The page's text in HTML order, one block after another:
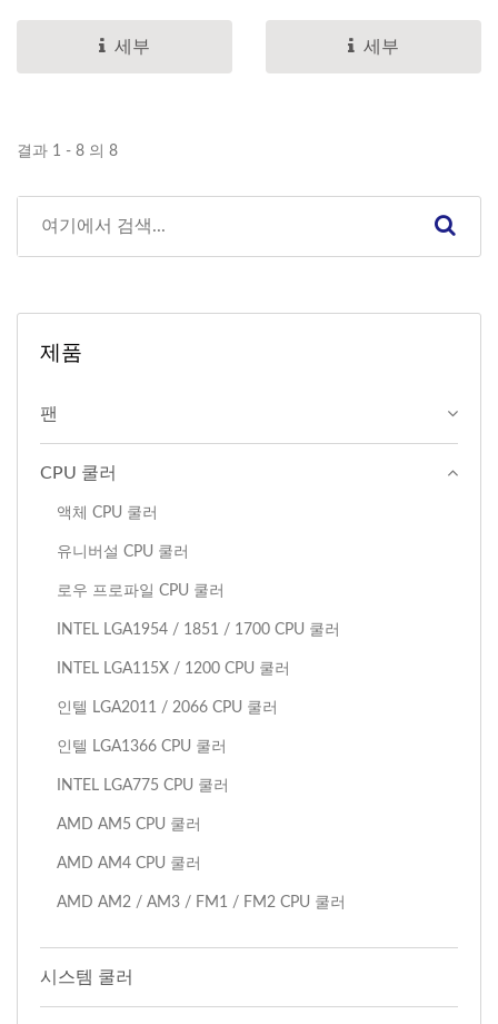
세부
세부
결과 1 - 8 의 8
제품
팬
CPU 쿨러
액체 CPU 쿨러
유니버설 CPU 쿨러
로우 프로파일 CPU 쿨러
INTEL LGA1954 / 1851 / 1700 CPU 쿨러
INTEL LGA115X / 1200 CPU 쿨러
인텔 LGA2011 / 2066 CPU 쿨러
인텔 LGA1366 CPU 쿨러
INTEL LGA775 CPU 쿨러
AMD AM5 CPU 쿨러
AMD AM4 CPU 쿨러
AMD AM2 / AM3 / FM1 / FM2 CPU 쿨러
시스템 쿨러